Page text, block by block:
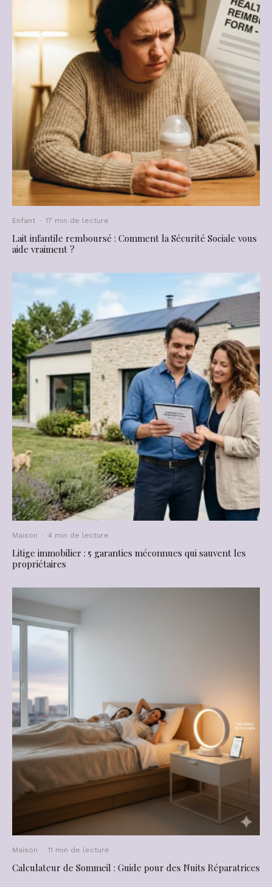
Enfant · 17 min de lecture
Lait infantile remboursé : Comment la Sécurité Sociale vous
aide vraiment ?
Maison · 4 min de lecture
Litige immobilier : 5 garanties méconnues qui sauvent les
propriétaires
Maison · 11 min de lecture
Calculateur de Sommeil : Guide pour des Nuits Réparatrices